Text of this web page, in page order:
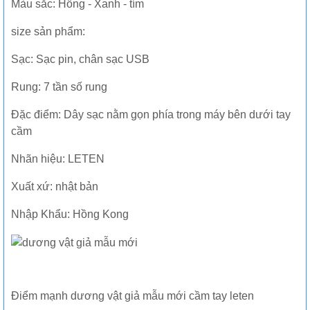
Màu sắc: Hồng - Xanh - tím
size sản phẩm:
Sạc: Sạc pin, chân sạc USB
Rung: 7 tần số rung
Đặc điểm: Dây sạc nằm gọn phía trong máy bên dưới tay
cầm
Nhãn hiệu: LETEN
Xuất xứ: nhật bản
Nhập Khẩu: Hồng Kong
Điểm mạnh dương vật giả mẫu mới cầm tay leten